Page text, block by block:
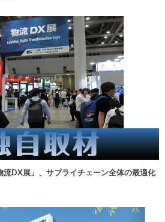
流DX展」、サプライチェーン全体の最適化